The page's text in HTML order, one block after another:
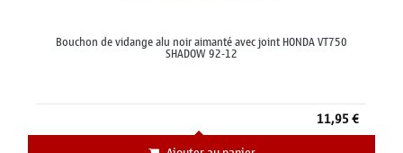
Bouchon de vidange alu noir aimanté avec joint HONDA VT750
SHADOW 92-12
11,95 €